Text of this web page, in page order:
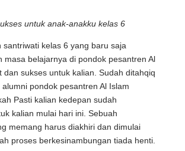
untuk anak-anakku kelas 6
santriwati kelas 6 yang baru saja
masa belajarnya di pondok pesantren Al
dan sukses untuk kalian. Sudah ditahqiq
pondok pesantren Al Islam
Pasti kalian kedepan sudah
kalian mulai hari ini. Sebuah
memang harus diakhiri dan dimulai
proses berkesinambungan tiada henti.